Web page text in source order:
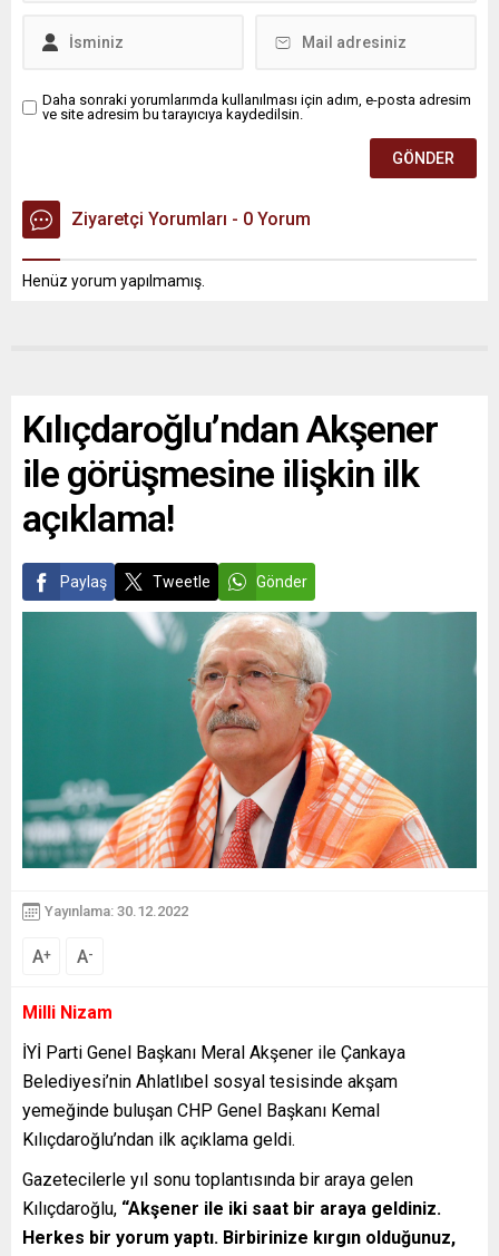
Daha sonraki yorumlarımda kullanılması için adım, e-posta adresim
ve site adresim bu tarayıcıya kaydedilsin.
Ziyaretçi Yorumları - 0 Yorum
Henüz yorum yapılmamış.
Kılıçdaroğlu’ndan Akşener
ile görüşmesine ilişkin ilk
açıklama!
Paylaş Tweetle Gönder
Yayınlama: 30.12.2022
A+ A-
Milli Nizam
İYİ Parti Genel Başkanı Meral Akşener ile Çankaya
Belediyesi’nin Ahlatlıbel sosyal tesisinde akşam
yemeğinde buluşan CHP Genel Başkanı Kemal
Kılıçdaroğlu’ndan ilk açıklama geldi.
Gazetecilerle yıl sonu toplantısında bir araya gelen
Kılıçdaroğlu, “Akşener ile iki saat bir araya geldiniz.
Herkes bir yorum yaptı. Birbirinize kırgın olduğunuz,